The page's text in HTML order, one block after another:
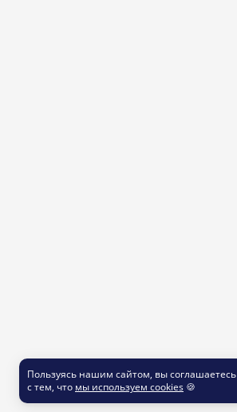
Пользуясь нашим сайтом, вы соглашаетесь
с тем, что мы используем cookies 🍪